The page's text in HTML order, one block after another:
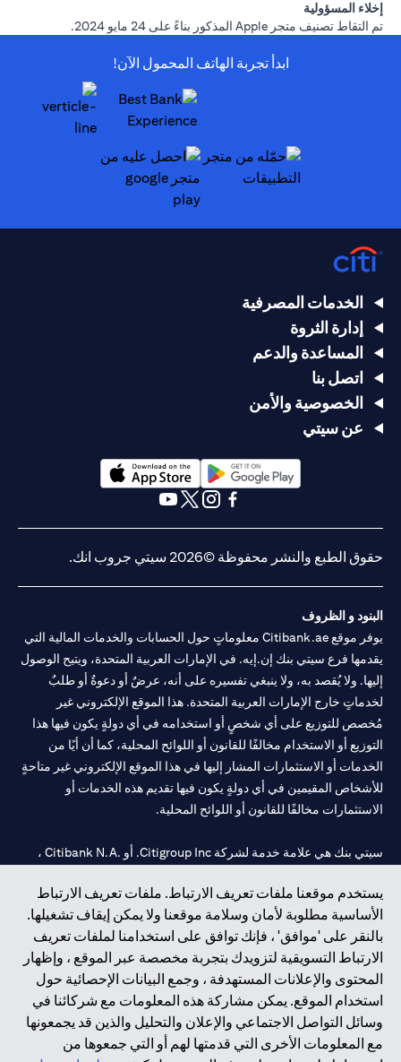
إخلاء المسؤولية
تم التقاط تصنيف متجر Apple المذكور بناءً على 24 مايو 2024.
ابدأ تجربة الهاتف المحمول الآن!
opens in a new tab
يستخدم موقعنا ملفات تعريف الارتباط. ملفات تعريف الارتباط
الأساسية مطلوبة لأمان وسلامة موقعنا ولا يمكن إيقاف تشغيلها.
بالنقر على 'موافق' ، فإنك توافق على استخدامنا لملفات تعريف
الارتباط التسويقية لتزويدك بتجربة مخصصة عبر الموقع ، وإظهار
المحتوى والإعلانات المستهدفة ، وجمع البيانات الإحصائية حول
استخدام الموقع. يمكن مشاركة هذه المعلومات مع شركائنا في
وسائل التواصل الاجتماعي والإعلان والتحليل والذين قد يجمعونها
مع المعلومات الأخرى التي قدمتها لهم أو التي جمعوها من
الخدمات المصرفية
إدارة الثروة
المساعدة والدعم
اتصل بنا
الخصوصية والأمن
عن سيتي
opens in a new tab
opens in a new tab
حقوق الطبع والنشر محفوظة ©2026 سيتي جروب انك.
البنود و الظروف
يوفر موقع Citibank.ae معلوماتٍ حول الحسابات والخدمات المالية التي
يقدمها فرع سيتي بنك إن.إيه. في الإمارات العربية المتحدة، ويتيح الوصول
إليها. ولا يُقصد به، ولا ينبغي تفسيره على أنه، عرضٌ أو دعوةٌ أو طلبٌ
لخدماتٍ خارج الإمارات العربية المتحدة. هذا الموقع الإلكتروني غير
مُخصص للتوزيع على أي شخصٍ أو استخدامه في أي دولةٍ يكون فيها هذا
التوزيع أو الاستخدام مخالفًا للقانون أو اللوائح المحلية، كما أن أيًا من
الخدمات أو الاستثمارات المشار إليها في هذا الموقع الإلكتروني غير متاحةٍ
للأشخاص المقيمين في أي دولةٍ يكون فيها تقديم هذه الخدمات أو
الاستثمارات مخالفًا للقانون أو اللوائح المحلية.
سيتي بنك هي علامة خدمة لشركة Citigroup Inc. أو .Citibank N.A ،
سيتي بنك إن. إيه. الإمارات مسجل لدى مصرف الإمارات المركزي تحت
أرقام التراخيص 202563 لفرع الوصل في دبي، 531989 لفرع مول
الإمارات في دبي، و CN-1002019 لفرع أبوظبي. هاتف: 4000 311 04.
فرع سيتي بنك إن إيه - الإمارات العربية المتحدة مرخص من مصرف
الإمارات العربية المتحدة المركزي كفرع لبنك أجنبي.
سيتي بنك إن إيه الإمارات العربية المتحدة مرخص من هيئة الأوراق المالية
والسلع في الإمارات العربية المتحدة ("SCA") للقيام بالنشاط المالي لـ أ)